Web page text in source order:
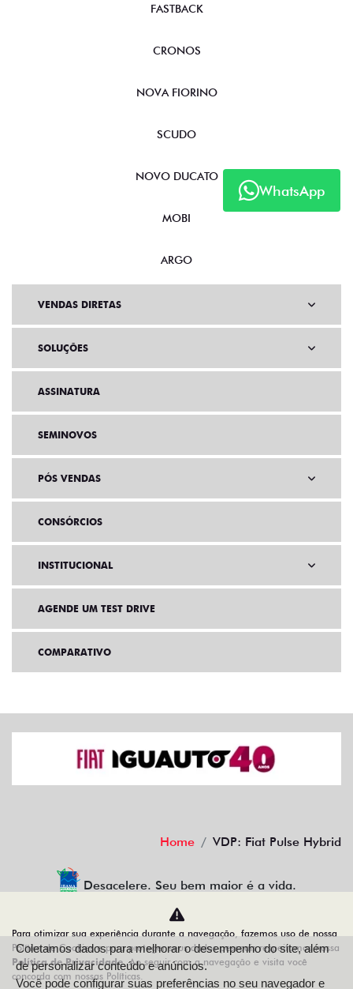
WhatsApp
FASTBACK
CRONOS
NOVA FIORINO
SCUDO
NOVO DUCATO
MOBI
ARGO
VENDAS DIRETAS
SOLUÇÕES
ASSINATURA
SEMINOVOS
PÓS VENDAS
CONSÓRCIOS
INSTITUCIONAL
AGENDE UM TEST DRIVE
COMPARATIVO
Home VDP: Fiat Pulse Hybrid
Desacelere. Seu bem maior é a vida.
IGUAUTO VEICULOS E PEÇAS LTDA
10.498.152/0001-10
Para otimizar sua experiência durante a navegação, fazemos uso de nossa
Política de Cookies e para proteger seus dados pessoais respeitamos nossa
Política de Privacidade. Ao seguir com a navegação e visita você
concorda com nossas Políticas.
Coletamos dados para melhorar o desempenho do site, além
de personalizar conteúdo e anúncios.
Você pode configurar suas preferências no seu navegador e